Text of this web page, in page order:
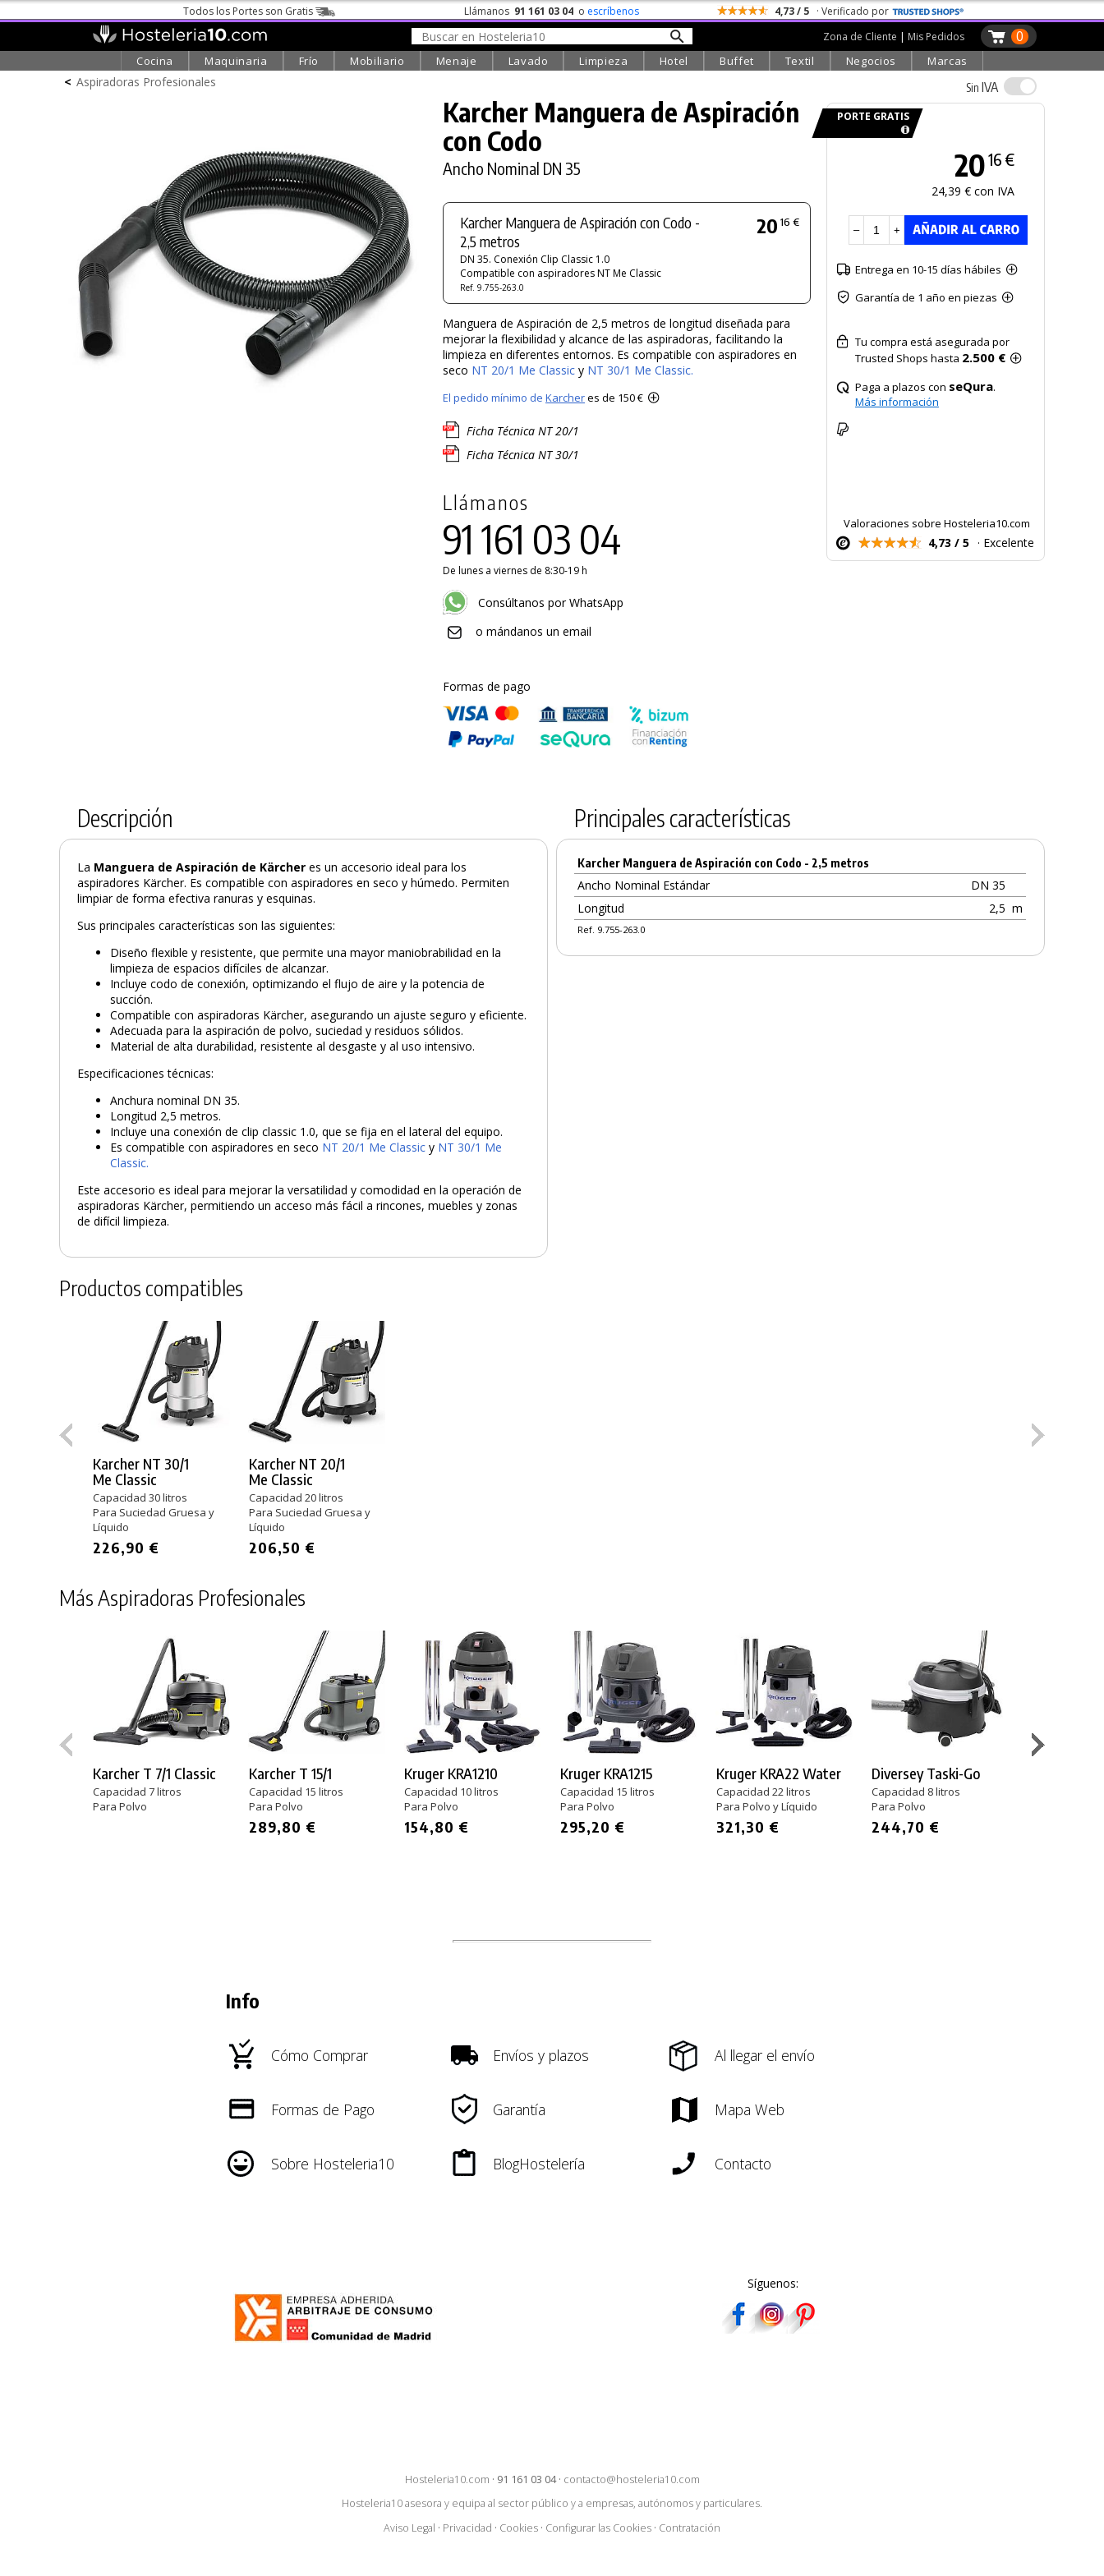
Todos los Portes son Gratis Llámanos 91 161 03 04 o escríbenos 4,73 / 5 · Verificado por
0
Zona de Cliente | Mis Pedidos
Cocina Maquinaria Frío Mobiliario Menaje Lavado Limpieza Hotel Buffet Textil Negocios Marcas
< Aspiradoras Profesionales
Karcher Manguera de Aspiración
con Codo
Ancho Nominal DN 35
Karcher Manguera de Aspiración con Codo -
2,5 metros
DN 35. Conexión Clip Classic 1.0
Compatible con aspiradores NT Me Classic
Ref. 9.755-263.0
20 16 €
Manguera de Aspiración de 2,5 metros de longitud diseñada para
mejorar la flexibilidad y alcance de las aspiradoras, facilitando la
limpieza en diferentes entornos. Es compatible con aspiradores en
seco NT 20/1 Me Classic y NT 30/1 Me Classic.
El pedido mínimo de Karcheres de 150 €
Ficha Técnica NT 20/1
Ficha Técnica NT 30/1
Llámanos
91 161 03 04
De lunes a viernes de 8:30-19 h
Consúltanos por WhatsApp
o mándanos un email
Formas de pago
Sin IVA
PORTE GRATIS
2016 €
24,39 € con IVA
– +
Entrega en 10-15 días hábiles
Garantía de 1 año en piezas
Tu compra está asegurada por
Trusted Shops hasta 2.500 €
Paga a plazos con seQura.
Más información
Valoraciones sobre Hosteleria10.com
4,73 / 5 · Excelente
Descripción
La Manguera de Aspiración de Kärcher es un accesorio ideal para los
aspiradores Kärcher. Es compatible con aspiradores en seco y húmedo. Permiten
limpiar de forma efectiva ranuras y esquinas.
Sus principales características son las siguientes:
Diseño flexible y resistente, que permite una mayor maniobrabilidad en la
limpieza de espacios difíciles de alcanzar.
Incluye codo de conexión, optimizando el flujo de aire y la potencia de
succión.
Compatible con aspiradoras Kärcher, asegurando un ajuste seguro y eficiente.
Adecuada para la aspiración de polvo, suciedad y residuos sólidos.
Material de alta durabilidad, resistente al desgaste y al uso intensivo.
Especificaciones técnicas:
Anchura nominal DN 35.
Longitud 2,5 metros.
Incluye una conexión de clip classic 1.0, que se fija en el lateral del equipo.
Es compatible con aspiradores en seco NT 20/1 Me Classic y NT 30/1 Me
Classic.
Este accesorio es ideal para mejorar la versatilidad y comodidad en la operación de
aspiradoras Kärcher, permitiendo un acceso más fácil a rincones, muebles y zonas
de difícil limpieza.
Principales características
Karcher Manguera de Aspiración con Codo - 2,5 metros
Ancho Nominal Estándar
DN 35
Longitud
2,5 m
Ref. 9.755-263.0
Productos compatibles
Karcher NT 30/1
Me Classic
Capacidad 30 litros
Para Suciedad Gruesa y
Líquido
226,90 €
Karcher NT 20/1
Me Classic
Capacidad 20 litros
Para Suciedad Gruesa y
Líquido
206,50 €
Más Aspiradoras Profesionales
Karcher T 7/1 Classic
Capacidad 7 litros
Para Polvo
Karcher T 15/1
Capacidad 15 litros
Para Polvo
289,80 €
Kruger KRA1210
Capacidad 10 litros
Para Polvo
154,80 €
Kruger KRA1215
Capacidad 15 litros
Para Polvo
295,20 €
Kruger KRA22 Water
Capacidad 22 litros
Para Polvo y Líquido
321,30 €
Diversey Taski-Go
Capacidad 8 litros
Para Polvo
244,70 €
Info
Cómo Comprar Envíos y plazos Al llegar el envío
Formas de Pago Garantía Mapa Web
Sobre Hosteleria10 BlogHostelería Contacto
Síguenos:
Hosteleria10.com · 91 161 03 04· contacto@hosteleria10.com
Hosteleria10 asesora y equipa al sector público y a empresas, autónomos y particulares.
Aviso Legal · Privacidad · Cookies · Configurar las Cookies · Contratación